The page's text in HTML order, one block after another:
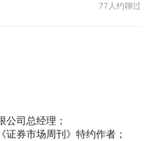
理就行了。
我会在短时间内帮你构建一套
至少让你做到[牛市能赚钱，熊
无穷的投资工具，让你在实战
77人约聊过
公司总经理；
证券市场周刊》特约作者；